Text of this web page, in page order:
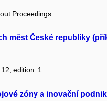
Proceedings
měst České republiky
edition: 1
zóny a inovační